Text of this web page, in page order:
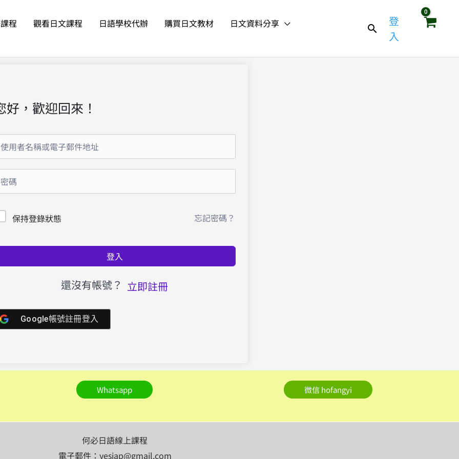
程 觀看日文課程 日語學校代辦 購買日文教材
日文資料分享
登
入
好，歡迎回來！
保持登錄狀態 忘記密碼？
登入
還沒有帳號？ 立即註冊
Google帳號註冊登入
Whatsapp 微信 hofangyi
何必日語線上課程
電子郵件：yesjap@gmail.com